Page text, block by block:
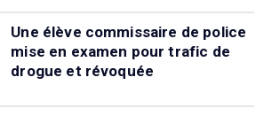
Une élève commissaire de police
mise en examen pour trafic de
drogue et révoquée